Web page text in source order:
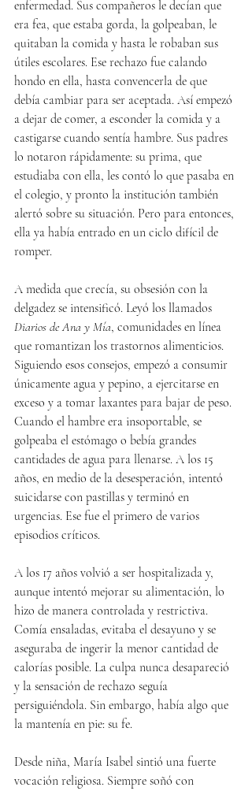
enfermedad. Sus compañeros le decían que
era fea, que estaba gorda, la golpeaban, le
quitaban la comida y hasta le robaban sus
útiles escolares. Ese rechazo fue calando
hondo en ella, hasta convencerla de que
debía cambiar para ser aceptada. Así empezó
a dejar de comer, a esconder la comida y a
castigarse cuando sentía hambre. Sus padres
lo notaron rápidamente: su prima, que
estudiaba con ella, les contó lo que pasaba en
el colegio, y pronto la institución también
alertó sobre su situación. Pero para entonces,
ella ya había entrado en un ciclo difícil de
romper.
A medida que crecía, su obsesión con la
delgadez se intensificó. Leyó los llamados
Diarios de Ana y Mía, comunidades en línea
que romantizan los trastornos alimenticios.
Siguiendo esos consejos, empezó a consumir
únicamente agua y pepino, a ejercitarse en
exceso y a tomar laxantes para bajar de peso.
Cuando el hambre era insoportable, se
golpeaba el estómago o bebía grandes
cantidades de agua para llenarse. A los 15
años, en medio de la desesperación, intentó
suicidarse con pastillas y terminó en
urgencias. Ese fue el primero de varios
episodios críticos.
A los 17 años volvió a ser hospitalizada y,
aunque intentó mejorar su alimentación, lo
hizo de manera controlada y restrictiva.
Comía ensaladas, evitaba el desayuno y se
aseguraba de ingerir la menor cantidad de
calorías posible. La culpa nunca desapareció
y la sensación de rechazo seguía
persiguiéndola. Sin embargo, había algo que
la mantenía en pie: su fe.
Desde niña, María Isabel sintió una fuerte
vocación religiosa. Siempre soñó con